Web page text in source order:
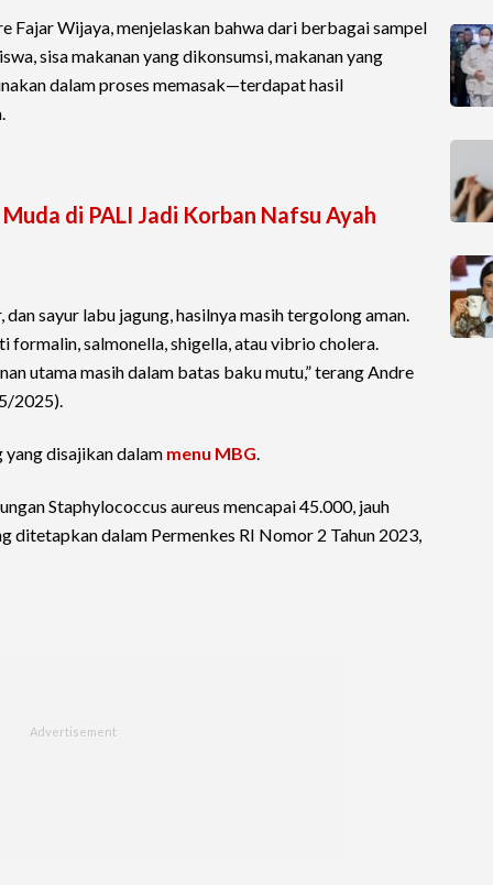
Fajar Wijaya, menjelaskan bahwa dari berbagai sampel
sisa makanan yang dikonsumsi, makanan yang
dalam proses memasak—terdapat hasil
di PALI Jadi Korban Nafsu Ayah
sayur labu jagung, hasilnya masih tergolong aman.
salmonella, shigella, atau vibrio cholera.
utama masih dalam batas baku mutu,” terang Andre
2025).
disajikan dalam menu MBG.
Staphylococcus aureus mencapai 45.000, jauh
ditetapkan dalam Permenkes RI Nomor 2 Tahun 2023,